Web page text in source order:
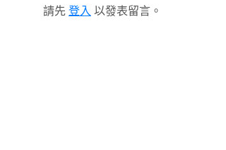
請先 登入 以發表留言。